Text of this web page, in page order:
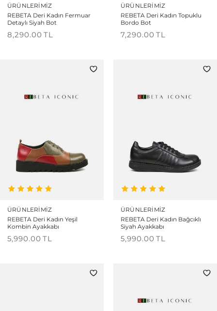
ÜRÜNLERIMIZ
REBETA Deri Kadın Fermuar
Detaylı Siyah Bot
8,290.00 TL
ÜRÜNLERIMIZ
REBETA Deri Kadın Topuklu
Bordo Bot
7,290.00 TL
ÜRÜNLERIMIZ
REBETA Deri Kadın Yeşil
Kombin Ayakkabı
5,990.00 TL
ÜRÜNLERIMIZ
REBETA Deri Kadın Bağcıklı
Siyah Ayakkabı
5,990.00 TL